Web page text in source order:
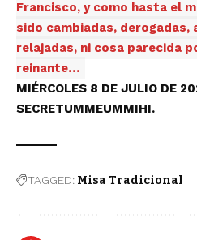
Francisco, y como hasta el
sido cambiadas, derogadas,
relajadas, ni cosa parecida
reinante…
MIÉRCOLES 8 DE JULIO DE
SECRETUMMEUMMIHI.
TAGGED: Misa Tradicional